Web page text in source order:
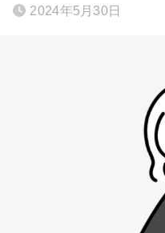
2024年5月30日